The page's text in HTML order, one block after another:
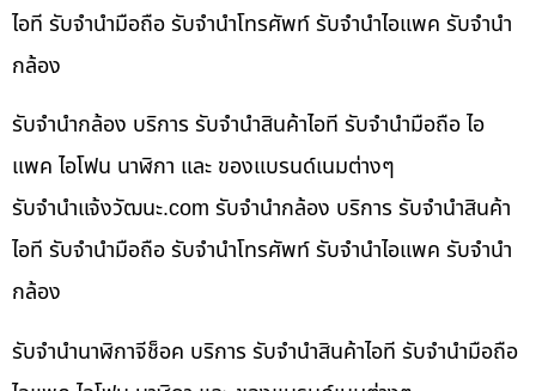
ไอที รับจำนำมือถือ รับจำนำโทรศัพท์ รับจำนำไอแพค รับจำนำ
กล้อง
รับจำนำกล้อง บริการ รับจำนำสินค้าไอที รับจำนำมือถือ ไอ
แพค ไอโฟน นาฬิกา และ ของแบรนด์เนมต่างๆ
รับจํานําแจ้งวัฒนะ.com รับจำนำกล้อง บริการ รับจำนำสินค้า
ไอที รับจำนำมือถือ รับจำนำโทรศัพท์ รับจำนำไอแพค รับจำนำ
กล้อง
รับจำนำนาฬิกาจีช็อค บริการ รับจำนำสินค้าไอที รับจำนำมือถือ